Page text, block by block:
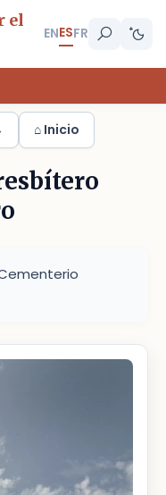
el
ENESFR
⌂ Inicio